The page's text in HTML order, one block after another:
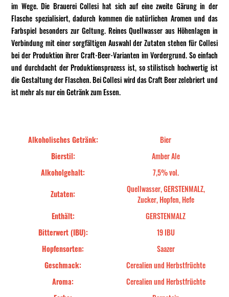
im Wege. Die Brauerei Collesi hat sich auf eine zweite Gärung in der
Flasche spezialisiert, dadurch kommen die natürlichen Aromen und das
Farbspiel besonders zur Geltung. Reines Quellwasser aus Höhenlagen in
Verbindung mit einer sorgfältigen Auswahl der Zutaten stehen für Collesi
bei der Produktion ihrer Craft-Beer-Varianten im Vordergrund. So einfach
und durchdacht der Produktionsprozess ist, so stilistisch hochwertig ist
die Gestaltung der Flaschen. Bei Collesi wird das Craft Beer zelebriert und
ist mehr als nur ein Getränk zum Essen.
Alkoholisches Getränk:
Bier
Bierstil:
Amber Ale
Alkoholgehalt:
7,5% vol.
Zutaten:
Quellwasser, GERSTENMALZ,
Zucker, Hopfen, Hefe
Enthält:
GERSTENMALZ
Bitterwert (IBU):
19 IBU
Hopfensorten:
Saazer
Geschmack:
Cerealien und Herbstfrüchte
Aroma:
Cerealien und Herbstfrüchte